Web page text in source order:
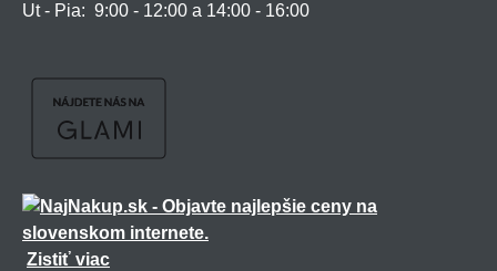
Ut - Pia: 9:00 - 12:00 a 14:00 - 16:00
Zistiť viac